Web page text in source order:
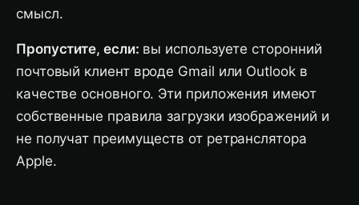
смысл.
Пропустите, если: вы используете сторонний
почтовый клиент вроде Gmail или Outlook в
качестве основного. Эти приложения имеют
собственные правила загрузки изображений и
не получат преимуществ от ретранслятора
Apple.